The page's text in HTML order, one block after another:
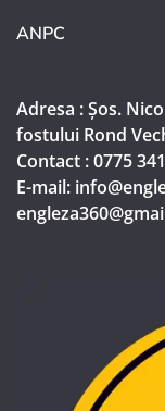
ANPC
Adresa : Șos.
fostului Rond
Contact : 0775
E-mail: